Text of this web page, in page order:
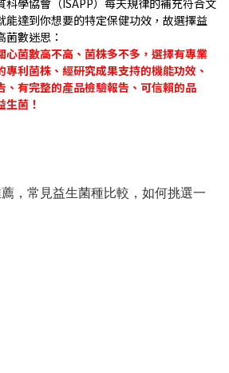
科學協會（ISAPP）每天規律的補充符合文
能達到你想要的特定保健功效，故選擇益
數迷思：
心菌數高不高、菌株多不多，選擇有專業
利菌株、經研究成果支持的機能功效、
、有完整的產品檢驗報告、可信賴的品
生菌！
，常見益生菌種比較，如何挑選一